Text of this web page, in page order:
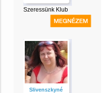
Szeressünk Klub
Slivenszkyné